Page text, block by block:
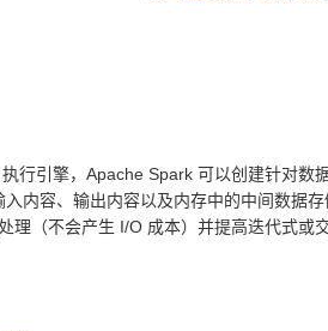
行引擎，Apache Spark 可以创建针对数
内容、输出内容以及内存中的中间数据
理（不会产生 I/O 成本）并提高迭代式或